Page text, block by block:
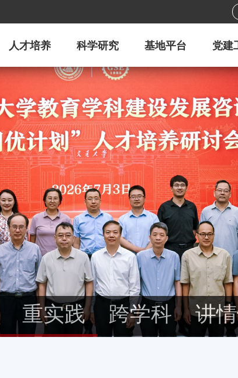
人才培养 科学研究 基地平台 党建
重实践 跨学科 讲